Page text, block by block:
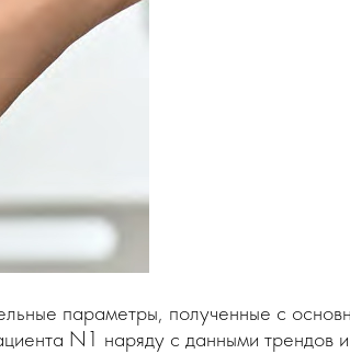
параметры, полученные с
N1 наряду с данными трендов